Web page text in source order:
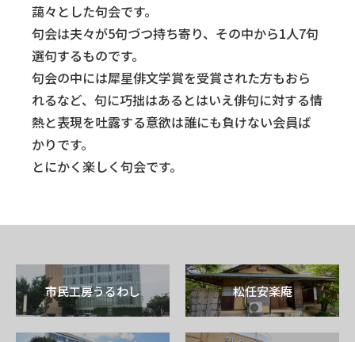
藹々とした句会です。
句会は夫々が5句づつ持ち寄り、その中から1人7句
選句するものです。
句会の中には犀星俳文学賞を受賞された方もおら
れるなど、句に巧拙はあるとはいえ俳句に対する情
熱と表現を吐露する意欲は誰にも負けない会員ば
かりです。
とにかく楽しく句会です。
市民工房うるわし 松任安楽庵